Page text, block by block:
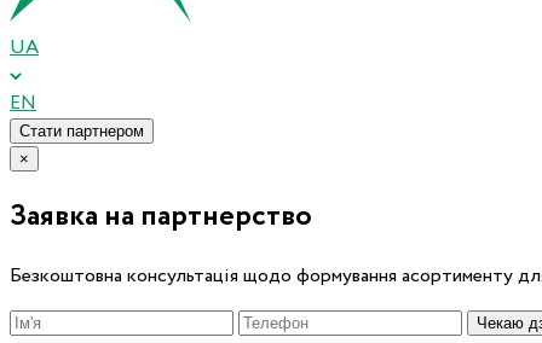
UA
EN
Стати партнером
×
Заявка на партнерство
Безкоштовна консультація щодо формування асортименту
Чекаю